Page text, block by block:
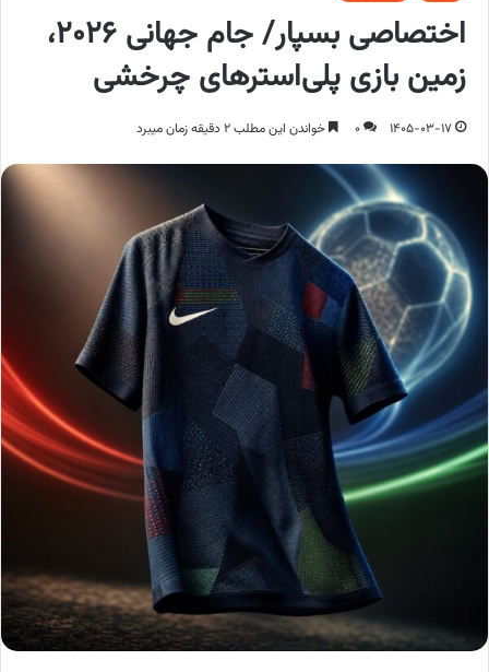
اختصاصی بسپار/ جام جهانی ۲۰۲۶،
زمین بازی پلی‌استرهای چرخشی
1405-03-17
0 خواندن این مطلب 2 دقیقه زمان میبرد